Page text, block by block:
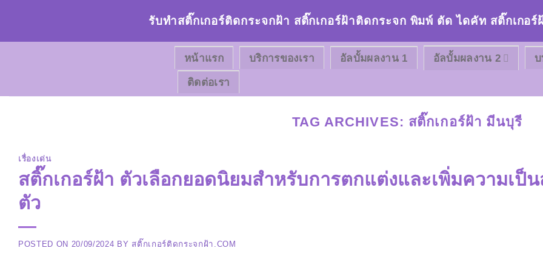
content
รับทำสติ๊กเกอร์ติดกระจกฝ้า สติ๊กเกอร์ฝ้าติดกระจก พิมพ์ ตัด ไดคัท สติ๊กเกอร์
หน้าแรก บริการของเรา อัลบั้มผลงาน 1 อัลบั้มผลงาน 2
ติดต่อเรา
TAG ARCHIVES: สติ๊กเกอร์ฝ้า มีนบุรี
เรื่องเด่น
สติ๊กเกอร์ฝ้า ตัวเลือกยอดนิยมสำหรับการตกแต่งและเพิ่มความเป็
ตัว
POSTED ON 20/09/2024 BY สติ๊กเกอร์ติดกระจกฝ้า.COM